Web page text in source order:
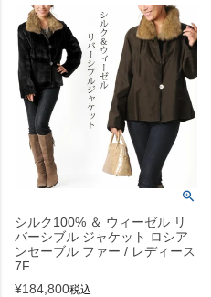
シルク100% ＆ ウィーゼル リ
バーシブル ジャケット ロシア
ンセーブル ファー / レディース
7F
¥184,800税込